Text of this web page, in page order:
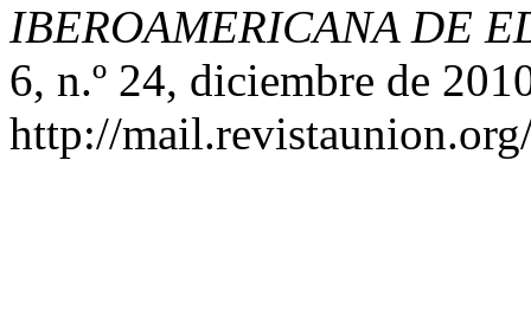
IBEROAMERICANA DE
6, n.º 24, diciembre de
http://